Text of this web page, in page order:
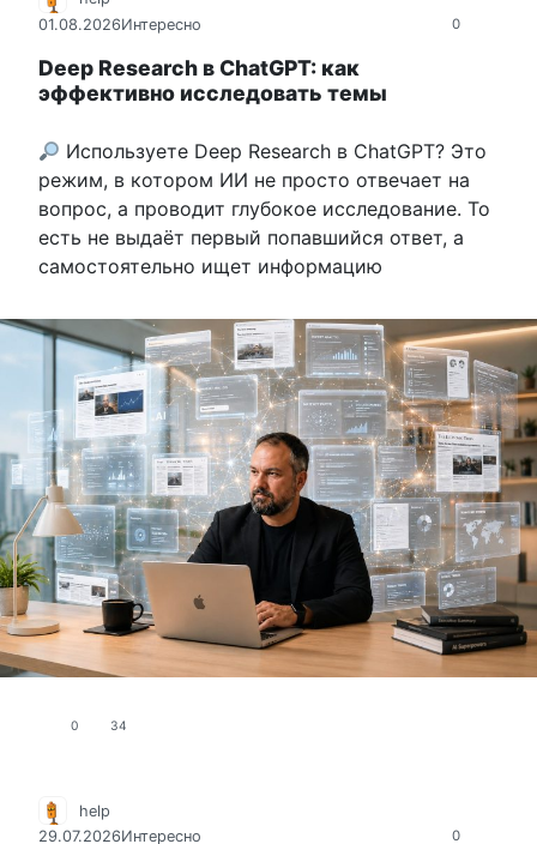
0
01.08.2026Интересно
Deep Research в ChatGPT: как
эффективно исследовать темы
Используете Deep Research в ChatGPT? Это
режим, в котором ИИ не просто отвечает на
вопрос, а проводит глубокое исследование. То
есть не выдаёт первый попавшийся ответ, а
самостоятельно ищет информацию
0 34
0
help
29.07.2026Интересно